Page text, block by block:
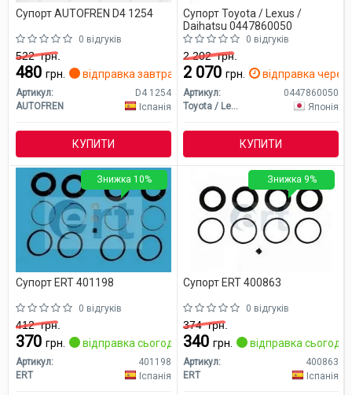
Супорт AUTOFREN D4 1254
0 відгуків
522грн.
480 грн. відправка завтра
Артикул:
D4 1254
AUTOFREN
Іспанія
КУПИТИ
Супорт Toyota / Lexus /
Daihatsu 0447860050
0 відгуків
2 202грн.
2 070 грн. відправка через
Артикул:
0447860050
Toyota / Lexus / Daihatsu
Японія
КУПИТИ
Супорт ERT 401198
0 відгуків
412грн.
370 грн. відправка сьогодні
Артикул:
401198
ERT
Іспанія
Знижка 10%
Супорт ERT 400863
0 відгуків
374грн.
340 грн. відправка сьогодні
Артикул:
400863
ERT
Іспанія
Знижка 9%